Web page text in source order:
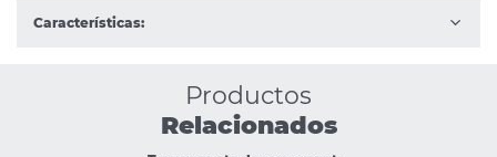
Características:
Productos
Relacionados